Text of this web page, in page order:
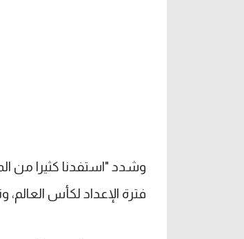
وشدد "استفدنا كثيرا من
فترة الإعداد لكأس العالم،